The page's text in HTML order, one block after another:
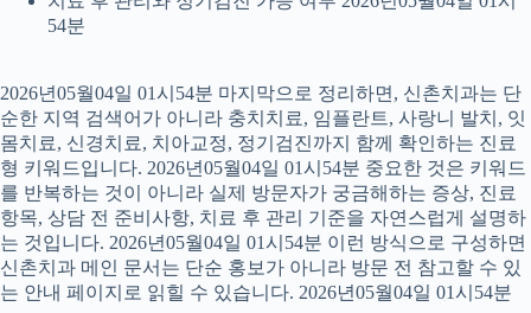
54분
2026년05월04일 01시54분 마지막으로 정리하면, 신촌치과는 단
순한 지역 검색어가 아니라 충치치료, 임플란트, 사랑니 발치, 잇
몸치료, 신경치료, 치아교정, 정기검진까지 함께 확인하는 진료
형 키워드입니다. 2026년05월04일 01시54분 중요한 것은 키워드
를 반복하는 것이 아니라 실제 방문자가 궁금해하는 증상, 진료
항목, 상담 전 준비사항, 치료 후 관리 기준을 자연스럽게 설명하
는 것입니다. 2026년05월04일 01시54분 이런 방식으로 구성하면
신촌치과 메인 문서는 단순 홍보가 아니라 방문 전 참고할 수 있
는 안내 페이지로 읽힐 수 있습니다. 2026년05월04일 01시54분